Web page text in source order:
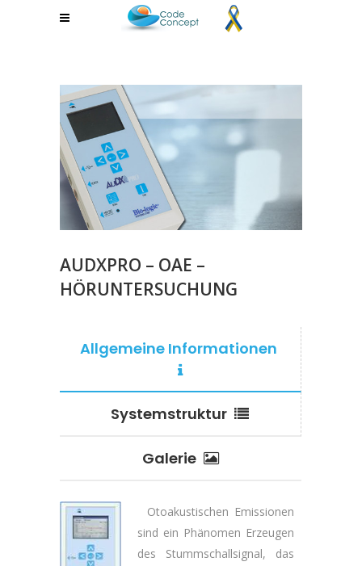
AUDXPRO – OAE –
HÖRUNTERSUCHUNG
Allgemeine Informationen
Systemstruktur
Galerie
Otoakustischen Emissionen
sind ein Phänomen Erzeugen
des Stummschallsignal, das